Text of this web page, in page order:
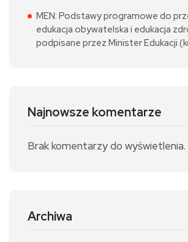
MEN: Podstawy programowe do
edukacja obywatelska i edukacja
podpisane przez Minister Edukacji
Najnowsze komentarze
Brak komentarzy do wyświetlenia.
Archiwa